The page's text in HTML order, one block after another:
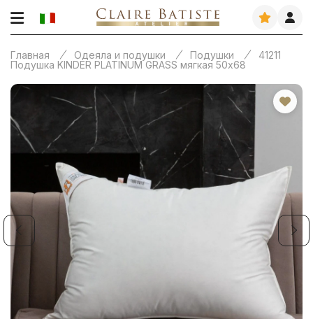
Главная Одеяла и подушки Подушки
41211
Подушка KINDER PLATINUM GRASS мягкая 50х68